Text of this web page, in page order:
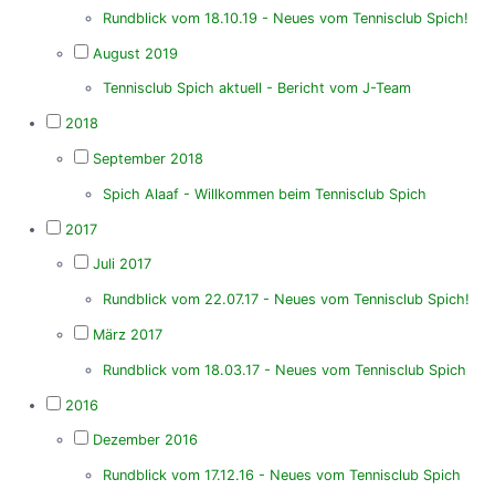
Rundblick vom 18.10.19 - Neues vom Tennisclub Spich!
August 2019
Tennisclub Spich aktuell - Bericht vom J-Team
2018
September 2018
Spich Alaaf - Willkommen beim Tennisclub Spich
2017
Juli 2017
Rundblick vom 22.07.17 - Neues vom Tennisclub Spich!
März 2017
Rundblick vom 18.03.17 - Neues vom Tennisclub Spich
2016
Dezember 2016
Rundblick vom 17.12.16 - Neues vom Tennisclub Spich